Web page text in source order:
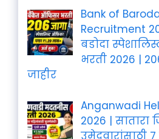
Bank of
Recruitment
बडोदा
भरती 2026 |
जाहीर
Anganwadi
2026 | सातारा
उमेदवारांसाठी